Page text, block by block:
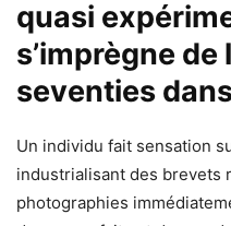
quasi
s’imprègne de
seventies
Un individu fait sensation
industrialisant des brevets
photographies